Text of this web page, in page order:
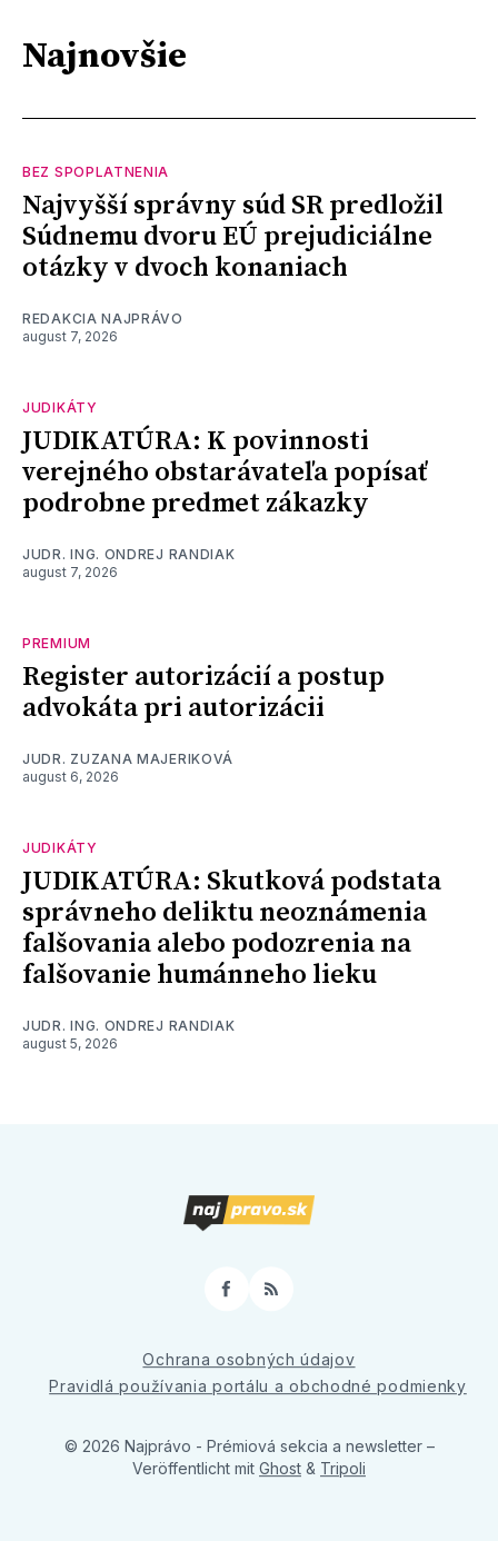
Najnovšie
BEZ SPOPLATNENIA
Najvyšší správny súd SR predložil
Súdnemu dvoru EÚ prejudiciálne
otázky v dvoch konaniach
REDAKCIA NAJPRÁVO
august 7, 2026
JUDIKÁTY
JUDIKATÚRA: K povinnosti
verejného obstarávateľa popísať
podrobne predmet zákazky
JUDR. ING. ONDREJ RANDIAK
august 7, 2026
PREMIUM
Register autorizácií a postup
advokáta pri autorizácii
JUDR. ZUZANA MAJERIKOVÁ
august 6, 2026
JUDIKÁTY
JUDIKATÚRA: Skutková podstata
správneho deliktu neoznámenia
falšovania alebo podozrenia na
falšovanie humánneho lieku
JUDR. ING. ONDREJ RANDIAK
august 5, 2026
Facebook
RSS
Ochrana osobných údajov
Pravidlá používania portálu a obchodné podmienky
© 2026 Najprávo - Prémiová sekcia a newsletter –
Veröffentlicht mit Ghost & Tripoli